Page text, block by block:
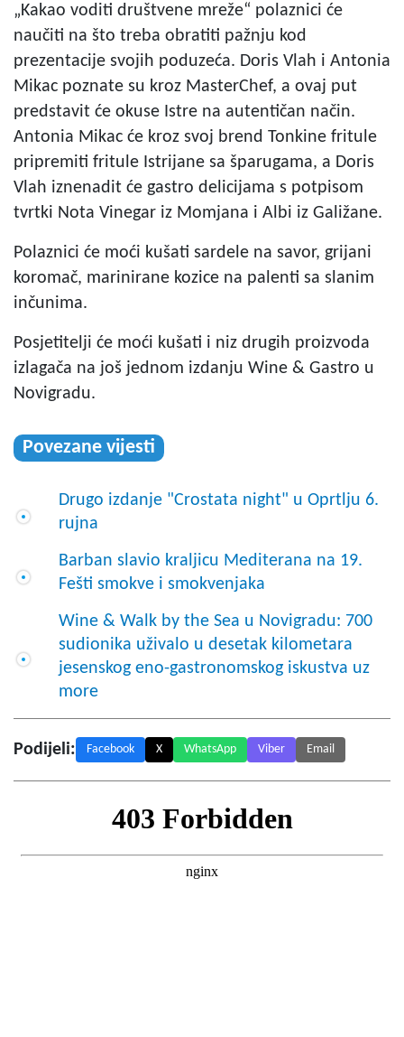
„Kakao voditi društvene mreže“ polaznici će
naučiti na što treba obratiti pažnju kod
prezentacije svojih poduzeća. Doris Vlah i Antonia
Mikac poznate su kroz MasterChef, a ovaj put
predstavit će okuse Istre na autentičan način.
Antonia Mikac će kroz svoj brend Tonkine fritule
pripremiti fritule Istrijane sa šparugama, a Doris
Vlah iznenadit će gastro delicijama s potpisom
tvrtki Nota Vinegar iz Momjana i Albi iz Galižane.
Polaznici će moći kušati sardele na savor, grijani
koromač, marinirane kozice na palenti sa slanim
inčunima.
Posjetitelji će moći kušati i niz drugih proizvoda
izlagača na još jednom izdanju Wine & Gastro u
Novigradu.
Povezane vijesti
Drugo izdanje "Crostata night" u Oprtlju 6.
rujna
Barban slavio kraljicu Mediterana na 19.
Fešti smokve i smokvenjaka
Wine & Walk by the Sea u Novigradu: 700
sudionika uživalo u desetak kilometara
jesenskog eno-gastronomskog iskustva uz
more
Podijeli: Facebook X WhatsApp Viber Email